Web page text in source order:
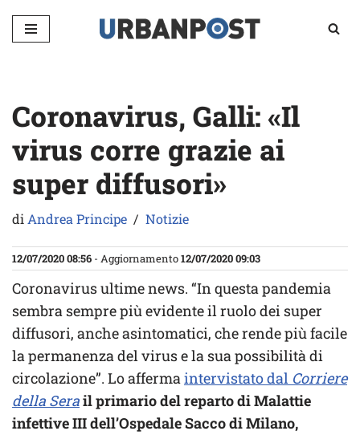
Vai
Coronavirus, Galli: «Il
virus corre grazie ai
super diffusori»
diAndrea Principe Notizie
12/07/2020 08:56 - Aggiornamento12/07/2020 09:03
Coronavirus ultime news. “In questa pandemia
sembra sempre più evidente il ruolo dei super
diffusori, anche asintomatici, che rende più facile
la permanenza del virus e la sua possibilità di
circolazione”. Lo affermaintervistato dal Corriere
della Serail primario del reparto di Malattie
infettive III dell’Ospedale Sacco di Milano,